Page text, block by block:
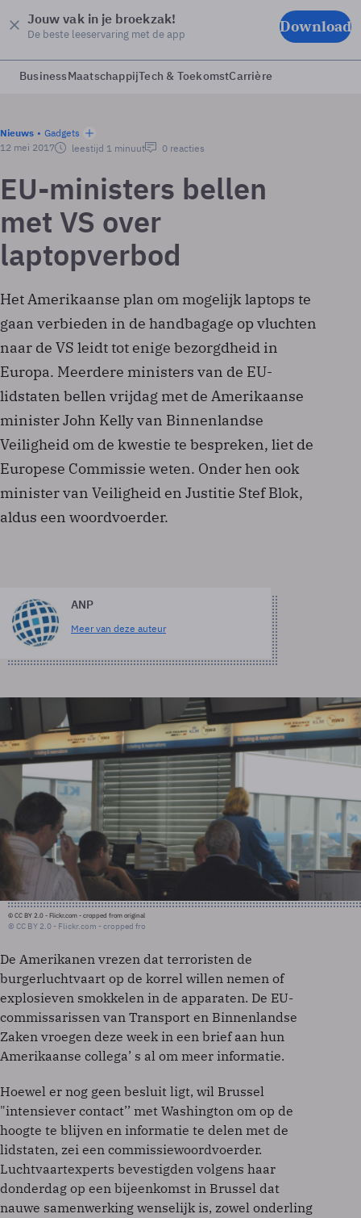
Jouw vak in je broekzak!
De beste leeservaring met de app Download
BusinessMaatschappijTech & ToekomstCarrière
Nieuws
Gadgets
12 mei 2017
leestijd 1 minuut 0 reacties
EU-ministers bellen
met VS over
laptopverbod
Het Amerikaanse plan om mogelijk laptops te
gaan verbieden in de handbagage op vluchten
naar de VS leidt tot enige bezorgdheid in
Europa. Meerdere ministers van de EU-
lidstaten bellen vrijdag met de Amerikaanse
minister John Kelly van Binnenlandse
Veiligheid om de kwestie te bespreken, liet de
Europese Commissie weten. Onder hen ook
minister van Veiligheid en Justitie Stef Blok,
aldus een woordvoerder.
ANP
Meer van deze auteur
© CC BY 2.0 - Flickr.com - cropped from original
© CC BY 2.0 - Flickr.com - cropped fro
De Amerikanen vrezen dat terroristen de
burgerluchtvaart op de korrel willen nemen of
explosieven smokkelen in de apparaten. De EU-
commissarissen van Transport en Binnenlandse
Zaken vroegen deze week in een brief aan hun
Amerikaanse collega’ s al om meer informatie.
Hoewel er nog geen besluit ligt, wil Brussel
"intensiever contact’’ met Washington om op de
hoogte te blijven en informatie te delen met de
lidstaten, zei een commissiewoordvoerder.
Luchtvaartexperts bevestigden volgens haar
donderdag op een bijeenkomst in Brussel dat
nauwe samenwerking wenselijk is, zowel onderling